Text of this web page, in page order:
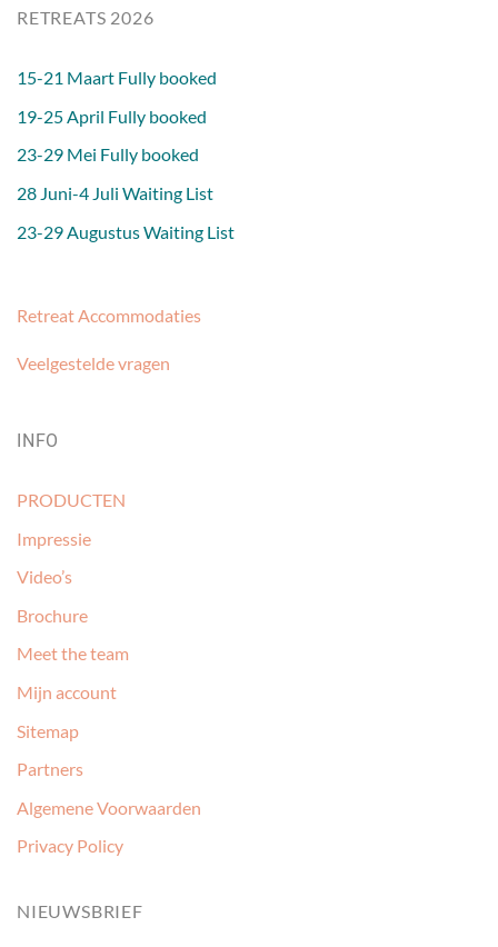
RETREATS 2026
15-21 Maart Fully booked
19-25 April Fully booked
23-29 Mei Fully booked
28 Juni-4 Juli Waiting List
23-29 Augustus Waiting List
Retreat Accommodaties
Veelgestelde vragen
INFO
PRODUCTEN
Impressie
Video’s
Brochure
Meet the team
Mijn account
Sitemap
Partners
Algemene Voorwaarden
Privacy Policy
NIEUWSBRIEF